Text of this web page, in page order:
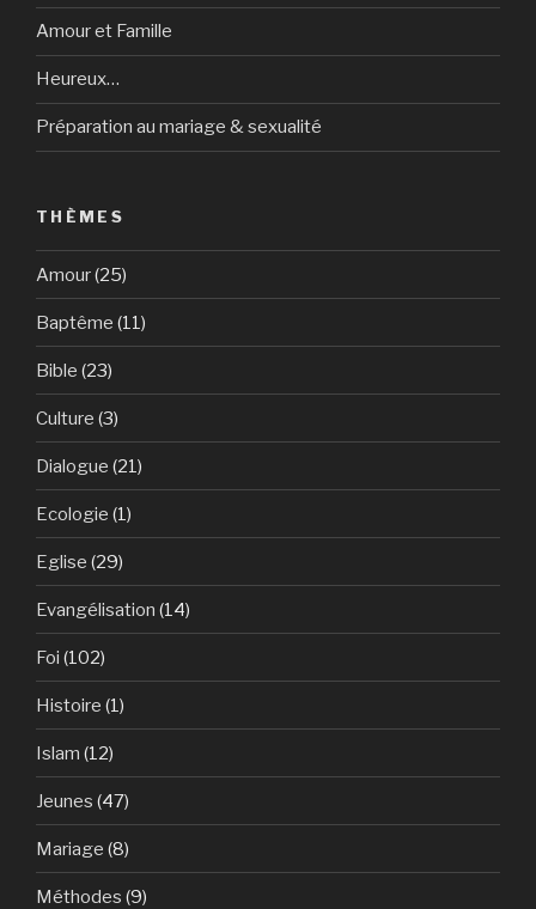
Amour et Famille
Heureux…
Préparation au mariage & sexualité
THÈMES
Amour(25)
Baptême (11)
Bible (23)
Culture (3)
Dialogue (21)
Ecologie (1)
Eglise (29)
Evangélisation (14)
Foi (102)
Histoire (1)
Islam (12)
Jeunes (47)
Mariage (8)
Méthodes (9)